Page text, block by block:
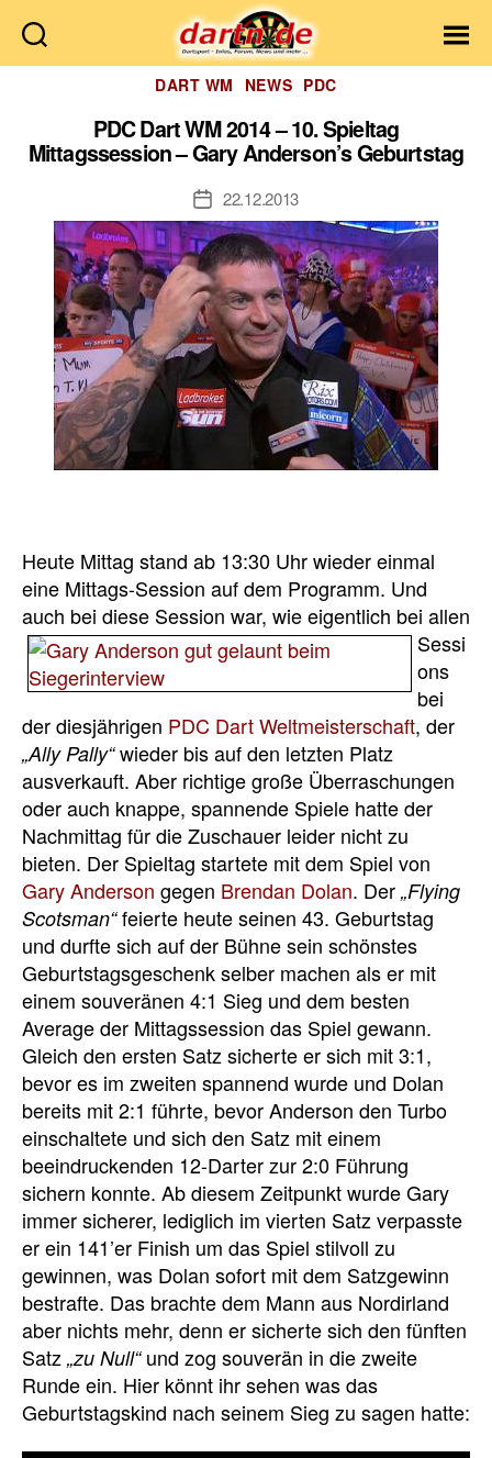
Dartn.de
Kategorien
DART WM NEWS PDC
PDC Dart WM 2014 – 10. Spieltag
Mittagssession – Gary Anderson’s Geburtstag
Veröffentlichungsdatum
22.12.2013
Heute Mittag stand ab 13:30 Uhr wieder einmal
eine Mittags-Session auf dem Programm. Und
auch bei diese Session war, wie eigentlich bei allen
Sessi
ons
bei
der diesjährigen PDC Dart Weltmeisterschaft, der
„Ally Pally“wieder bis auf den letzten Platz
ausverkauft. Aber richtige große Überraschungen
oder auch knappe, spannende Spiele hatte der
Nachmittag für die Zuschauer leider nicht zu
bieten. Der Spieltag startete mit dem Spiel von
Gary Anderson gegen Brendan Dolan. Der „Flying
Scotsman“feierte heute seinen 43. Geburtstag
und durfte sich auf der Bühne sein schönstes
Geburtstagsgeschenk selber machen als er mit
einem souveränen 4:1 Sieg und dem besten
Average der Mittagssession das Spiel gewann.
Gleich den ersten Satz sicherte er sich mit 3:1,
bevor es im zweiten spannend wurde und Dolan
bereits mit 2:1 führte, bevor Anderson den Turbo
einschaltete und sich den Satz mit einem
beeindruckenden 12-Darter zur 2:0 Führung
sichern konnte. Ab diesem Zeitpunkt wurde Gary
immer sicherer, lediglich im vierten Satz verpasste
er ein 141’er Finish um das Spiel stilvoll zu
gewinnen, was Dolan sofort mit dem Satzgewinn
bestrafte. Das brachte dem Mann aus Nordirland
aber nichts mehr, denn er sicherte sich den fünften
Satz „zu Null“und zog souverän in die zweite
Runde ein. Hier könnt ihr sehen was das
Geburtstagskind nach seinem Sieg zu sagen hatte: